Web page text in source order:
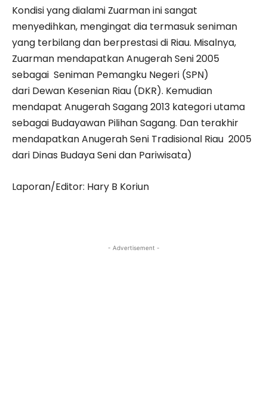
Kondisi yang dialami Zuarman ini sangat
menyedihkan, mengingat dia termasuk seniman
yang terbilang dan berprestasi di Riau. Misalnya,
Zuarman mendapatkan Anugerah Seni 2005
sebagai Seniman Pemangku Negeri (SPN)
dari Dewan Kesenian Riau (DKR). Kemudian
mendapat Anugerah Sagang 2013 kategori utama
sebagai Budayawan Pilihan Sagang. Dan terakhir
mendapatkan Anugerah Seni Tradisional Riau 2005
dari Dinas Budaya Seni dan Pariwisata)
Laporan/Editor: Hary B Koriun
- Advertisement -